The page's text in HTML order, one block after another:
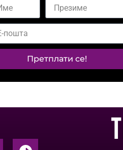
Претплати се!